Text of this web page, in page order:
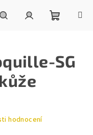
košík
SG
hodnocení